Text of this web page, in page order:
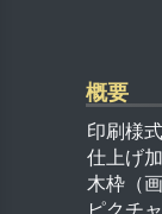
概要
印刷様
仕上げ
木枠（画